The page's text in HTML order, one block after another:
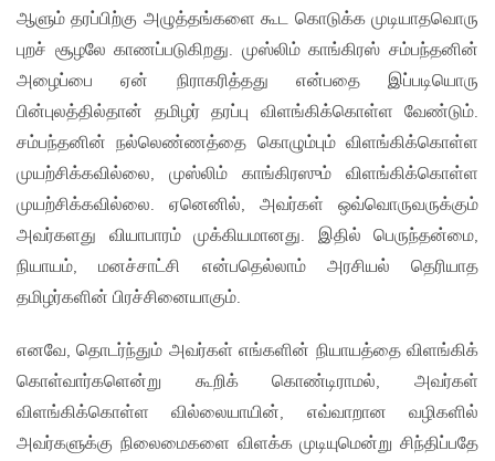
ஆளும் தரப்பிற்கு அழுத்தங்களை கூட கொடுக்க முடியாதவொரு
புறச் சூழலே காணப்படுகிறது. முஸ்லிம் காங்கிரஸ் சம்பந்தனின்
அழைப்பை ஏன் நிராகரித்தது என்பதை இப்படியொரு
பின்புலத்தில்தான் தமிழர் தரப்பு விளங்கிக்கொள்ள வேண்டும்.
சம்பந்தனின் நல்லெண்ணத்தை கொழும்பும் விளங்கிக்கொள்ள
முயற்சிக்கவில்லை, முஸ்லிம் காங்கிரஸும் விளங்கிக்கொள்ள
முயற்சிக்கவில்லை. ஏனெனில், அவர்கள் ஒவ்வொருவருக்கும்
அவர்களது வியாபாரம் முக்கியமானது. இதில் பெருந்தன்மை,
நியாயம், மனச்சாட்சி என்பதெல்லாம் அரசியல் தெரியாத
தமிழர்களின் பிரச்சினையாகும்.
எனவே, தொடர்ந்தும் அவர்கள் எங்களின் நியாயத்தை விளங்கிக்
கொள்வார்களென்று கூறிக் கொண்டிராமல், அவர்கள்
விளங்கிக்கொள்ள வில்லையாயின், எவ்வாறான வழிகளில்
அவர்களுக்கு நிலைமைகளை விளக்க முடியுமென்று சிந்திப்பதே